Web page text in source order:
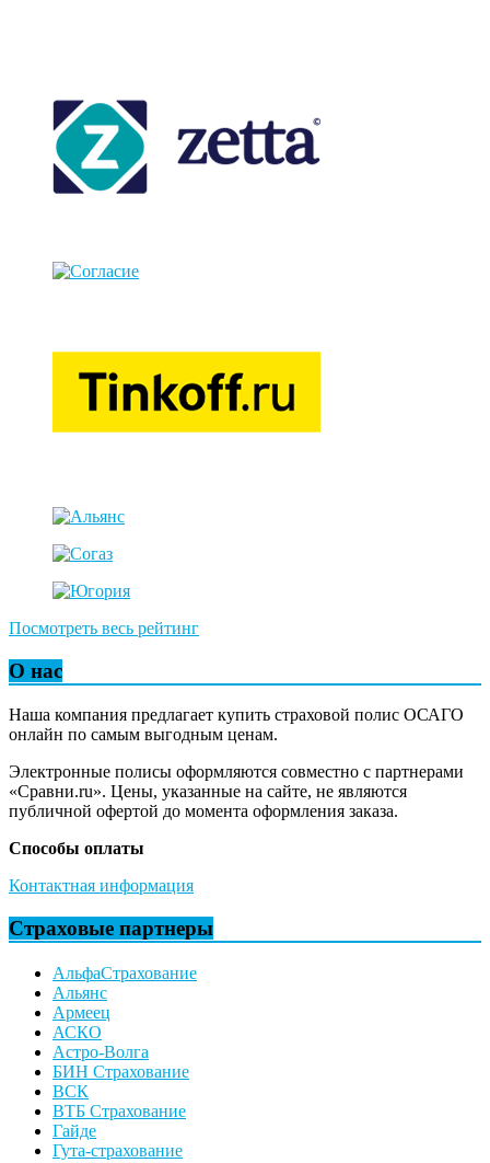
Посмотреть весь рейтинг
О нас
Наша компания предлагает купить страховой полис ОСАГО
онлайн по самым выгодным ценам.
Электронные полисы оформляются совместно с партнерами
«Сравни.ru». Цены, указанные на сайте, не являются
публичной офертой до момента оформления заказа.
Способы оплаты
Контактная информация
Страховые партнеры
АльфаСтрахование
Альянс
Армеец
АСКО
Астро-Волга
БИН Страхование
ВСК
ВТБ Страхование
Гайде
Гута-страхование